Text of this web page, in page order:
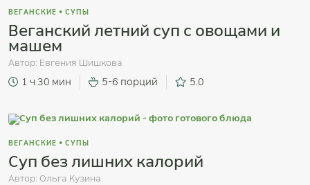
ВЕГАНСКИЕ • СУПЫ
Веганский летний суп с овощами и
машем
Автор: Евгения Шишкова
1 ч 30 мин 5-6 порций 5.0
ВЕГАНСКИЕ • СУПЫ
Суп без лишних калорий
Автор: Ольга Кузина